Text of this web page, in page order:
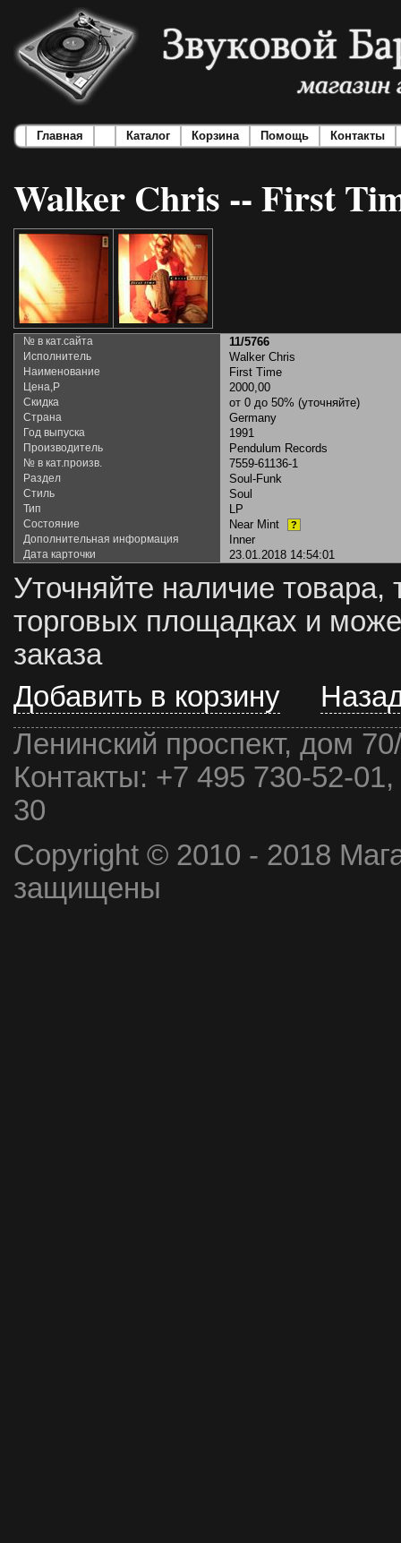
Главная Каталог Корзина Помощь Контакты
Walker Chris -- First
№ в кат.сайта 11/5766
Исполнитель Walker Chris
Наименование First Time
Цена,Р 2000,00
Скидка от 0 до 50% (уточняйте)
Страна Germany
Год выпуска 1991
Производитель Pendulum Records
№ в кат.произв. 7559-61136-1
Раздел Soul-Funk
Стиль Soul
Тип LP
Состояние Near Mint ?
Дополнительная информация Inner
Дата карточки 23.01.2018 14:54:01
Уточняйте наличие товара,
торговых площадках и
заказа
Добавить в корзину
Ленинский проспект, дом
Контакты: +7 495 730-52-
30
Copyright © 2010 - 2018
защищены